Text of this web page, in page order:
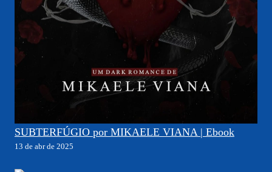
SUBTERFÚGIO por MIKAELE VIANA | Ebook
13 de abr de 2025